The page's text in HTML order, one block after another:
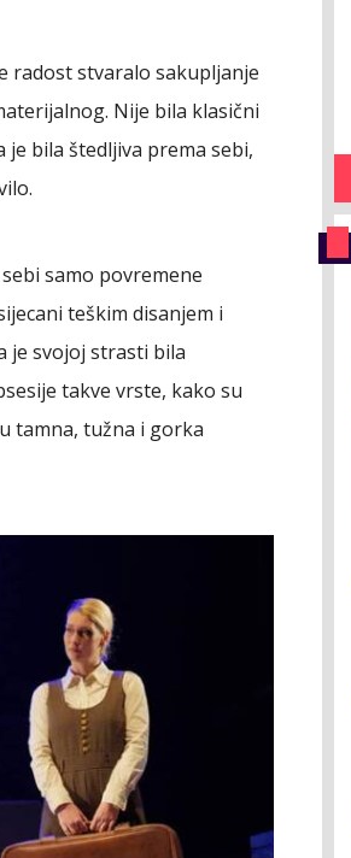
radost stvaralo sakupljanje
Nije bila klasični
bila štedljiva prema sebi,
samo povremene
teškim disanjem i
je svojoj strasti bila
takve vrste, kako su
tamna, tužna i gorka